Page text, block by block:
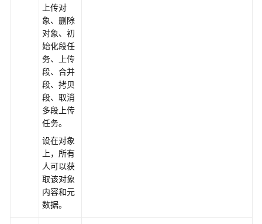
创
建
桶
列
举
桶
除
桶
判
断
上传对
象、删除
对象、初
始化段任
务、上传
段、合并
段、拷贝
段、取消
多段上传
任务。
设在对象
上，所有
人可以获
取该对象
内容和元
数据。